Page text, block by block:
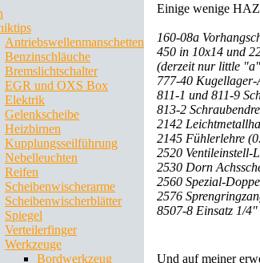
Antriebswellenmanschetten
Benzinschläuche
Bremslichtschalter
EGR und OXS Box
Elektrik
Gelenkscheibe
Heizbirnen
Kupplungsseilführung
Nebelleuchten
Reifen
Scheibenwischerarme
Scheibenwischerblätter
Spiegel
Verteilerfinger
Werkzeuge
Bordwerkzeug
Einige wenige
160-08a
450 in 10x14 und
(derzeit nur little
777-40 Kugellager-
811-1 und 811-9
813-2
2142
2145 Fühlerlehre
2520 Ventileinstell-
2530 Dorn
2560 Spezial-
2576
8507-8 Einsatz 1/
Und auf meiner